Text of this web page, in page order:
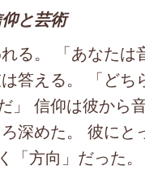
と芸術
る。 「あなたは
答える。 「どち
」 信仰は彼から
深めた。 彼にと
「方向」だった